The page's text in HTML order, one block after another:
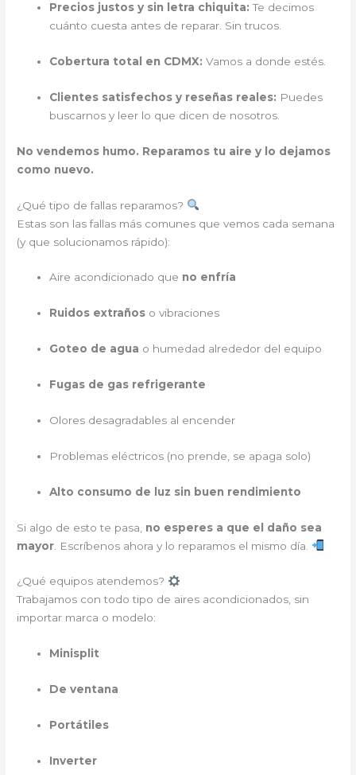
Precios justos y sin letra chiquita: Te decimos
cuánto cuesta antes de reparar. Sin trucos.
Cobertura total en CDMX: Vamos a donde estés.
Clientes satisfechos y reseñas reales: Puedes
buscarnos y leer lo que dicen de nosotros.
No vendemos humo. Reparamos tu aire y lo dejamos
como nuevo.
¿Qué tipo de fallas reparamos?
Estas son las fallas más comunes que vemos cada semana
(y que solucionamos rápido):
Aire acondicionado que no enfría
Ruidos extraños o vibraciones
Goteo de agua o humedad alrededor del equipo
Fugas de gas refrigerante
Olores desagradables al encender
Problemas eléctricos (no prende, se apaga solo)
Alto consumo de luz sin buen rendimiento
Si algo de esto te pasa, no esperes a que el daño sea
mayor . Escríbenos ahora y lo reparamos el mismo día.
¿Qué equipos atendemos?
Trabajamos con todo tipo de aires acondicionados, sin
importar marca o modelo:
Minisplit
De ventana
Portátiles
Inverter